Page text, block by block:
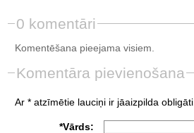
0 komentāri
Komentēšana pieejama visiem.
Komentāra pievienošana
Ar * atzīmētie lauciņi ir jāaizpilda obligāti.
*Vārds: